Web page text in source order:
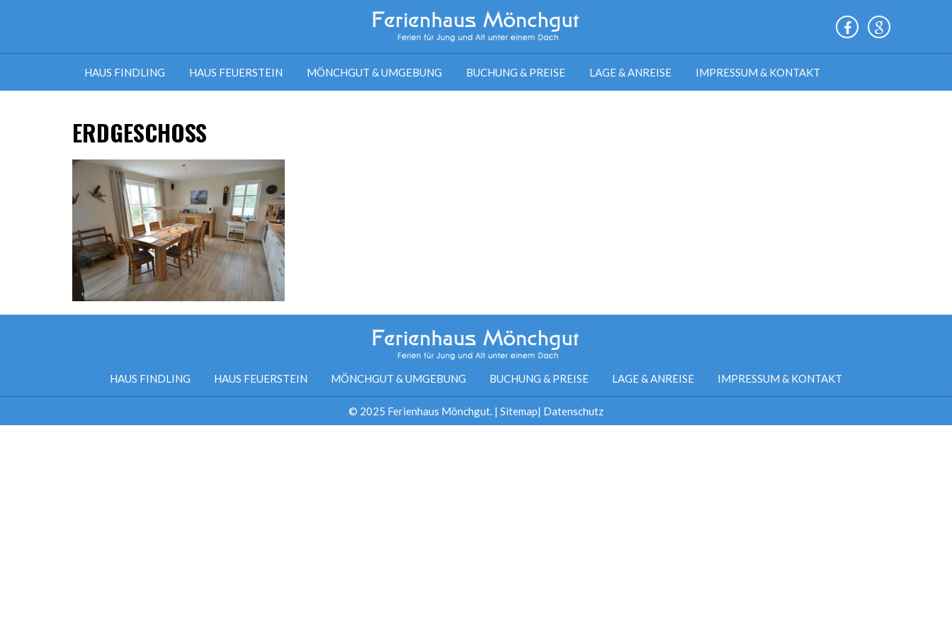
HAUS FINDLING HAUS FEUERSTEIN MÖNCHGUT & UMGEBUNG BUCHUNG & PREISE LAGE & ANREISE IMPRESSUM & KONTAKT
ERDGESCHOSS
HAUS FINDLING HAUS FEUERSTEIN MÖNCHGUT & UMGEBUNG BUCHUNG & PREISE LAGE & ANREISE IMPRESSUM & KONTAKT
© 2025 Ferienhaus Mönchgut. | Sitemap| Datenschutz